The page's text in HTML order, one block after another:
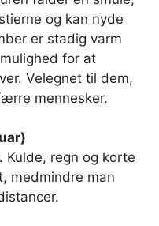
og kan nyde
er stadig varm
for at
Velegnet til dem,
mennesker.
Kulde, regn og korte
medmindre man